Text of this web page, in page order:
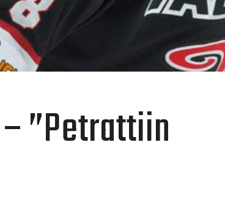
”Petrattiin